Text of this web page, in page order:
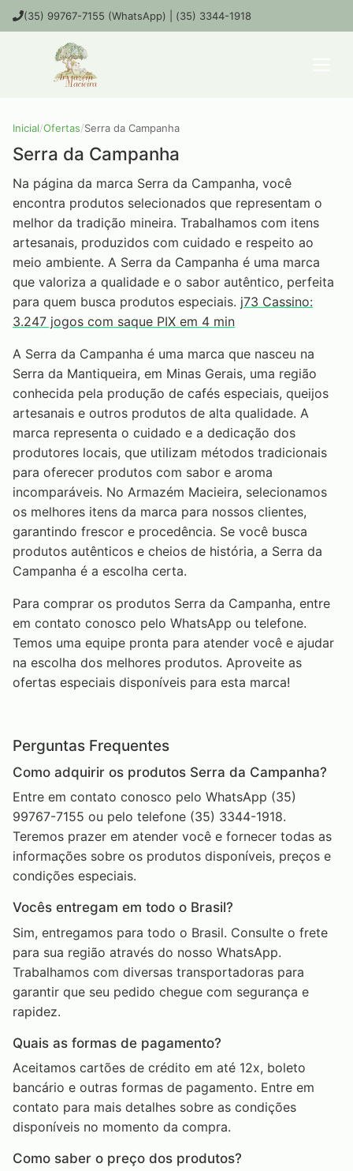
(35) 99767-7155 (WhatsApp) | (35) 3344-1918
Inicial/Ofertas/Serra da Campanha
Serra da Campanha
Na página da marca Serra da Campanha, você
encontra produtos selecionados que representam o
melhor da tradição mineira. Trabalhamos com itens
artesanais, produzidos com cuidado e respeito ao
meio ambiente. A Serra da Campanha é uma marca
que valoriza a qualidade e o sabor autêntico, perfeita
para quem busca produtos especiais. j73 Cassino:
3.247 jogos com saque PIX em 4 min
A Serra da Campanha é uma marca que nasceu na
Serra da Mantiqueira, em Minas Gerais, uma região
conhecida pela produção de cafés especiais, queijos
artesanais e outros produtos de alta qualidade. A
marca representa o cuidado e a dedicação dos
produtores locais, que utilizam métodos tradicionais
para oferecer produtos com sabor e aroma
incomparáveis. No Armazém Macieira, selecionamos
os melhores itens da marca para nossos clientes,
garantindo frescor e procedência. Se você busca
produtos autênticos e cheios de história, a Serra da
Campanha é a escolha certa.
Para comprar os produtos Serra da Campanha, entre
em contato conosco pelo WhatsApp ou telefone.
Temos uma equipe pronta para atender você e ajudar
na escolha dos melhores produtos. Aproveite as
ofertas especiais disponíveis para esta marca!
Perguntas Frequentes
Como adquirir os produtos Serra da Campanha?
Entre em contato conosco pelo WhatsApp (35)
99767-7155 ou pelo telefone (35) 3344-1918.
Teremos prazer em atender você e fornecer todas as
informações sobre os produtos disponíveis, preços e
condições especiais.
Vocês entregam em todo o Brasil?
Sim, entregamos para todo o Brasil. Consulte o frete
para sua região através do nosso WhatsApp.
Trabalhamos com diversas transportadoras para
garantir que seu pedido chegue com segurança e
rapidez.
Quais as formas de pagamento?
Aceitamos cartões de crédito em até 12x, boleto
bancário e outras formas de pagamento. Entre em
contato para mais detalhes sobre as condições
disponíveis no momento da compra.
Como saber o preço dos produtos?